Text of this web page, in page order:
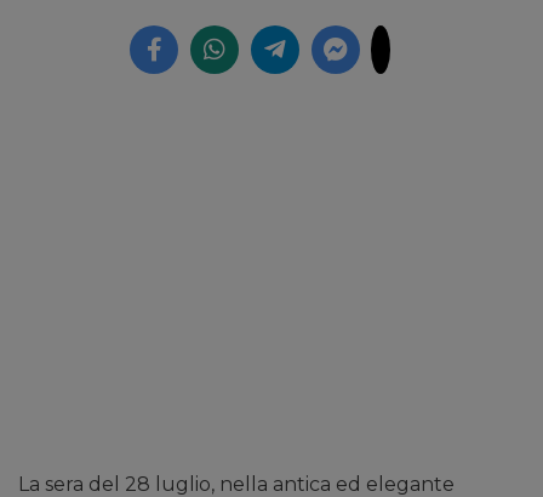
La sera del 28 luglio, nella antica ed elegante